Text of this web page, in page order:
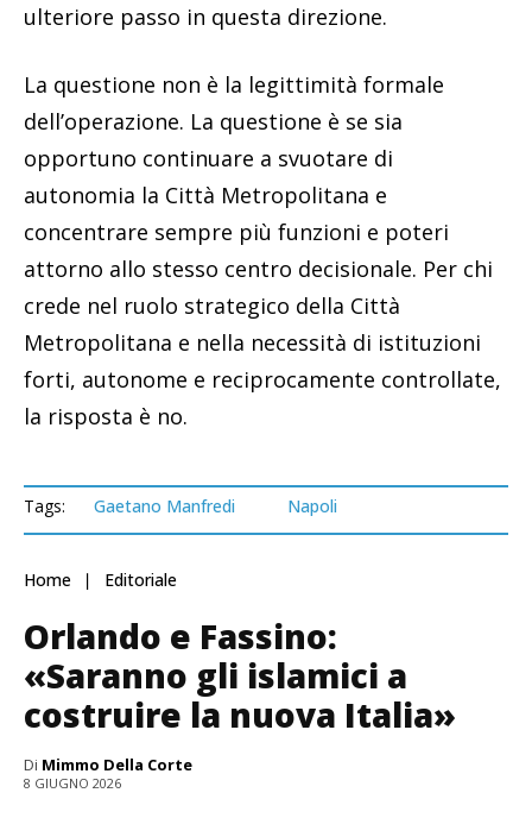
ulteriore passo in questa direzione.
La questione non è la legittimità formale
dell’operazione. La questione è se sia
opportuno continuare a svuotare di
autonomia la Città Metropolitana e
concentrare sempre più funzioni e poteri
attorno allo stesso centro decisionale. Per chi
crede nel ruolo strategico della Città
Metropolitana e nella necessità di istituzioni
forti, autonome e reciprocamente controllate,
la risposta è no.
Tags: Gaetano Manfredi Napoli
Home Editoriale
Orlando e Fassino:
«Saranno gli islamici a
costruire la nuova Italia»
Di Mimmo Della Corte
8 GIUGNO 2026